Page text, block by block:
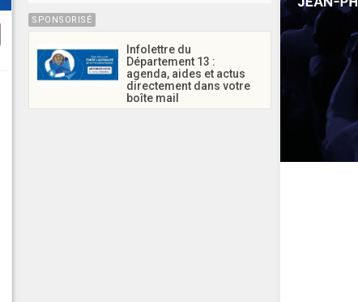
SPONSORISÉ
Infolettre du
Département 13 :
agenda, aides et actus
directement dans votre
boîte mail